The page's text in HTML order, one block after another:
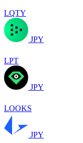
LQTY
JPY
LPT
JPY
LOOKS
JPY